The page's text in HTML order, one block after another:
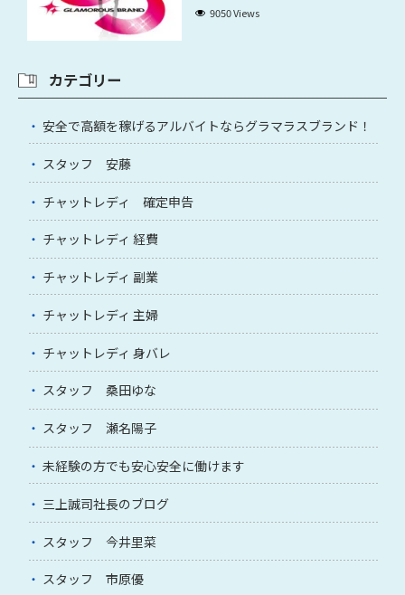
9050 Views
カテゴリー
安全で高額を稼げるアルバイトならグラマラスブランド！
スタッフ 安藤
チャットレディ 確定申告
チャットレディ 経費
チャットレディ 副業
チャットレディ 主婦
チャットレディ 身バレ
スタッフ 桑田ゆな
スタッフ 瀬名陽子
未経験の方でも安心安全に働けます
三上誠司社長のブログ
スタッフ 今井里菜
スタッフ 市原優